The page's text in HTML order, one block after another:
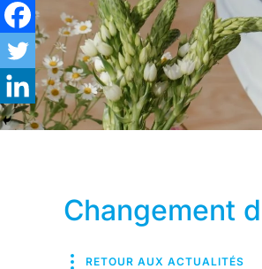
Changement
RETOUR AUX ACTUALITÉS